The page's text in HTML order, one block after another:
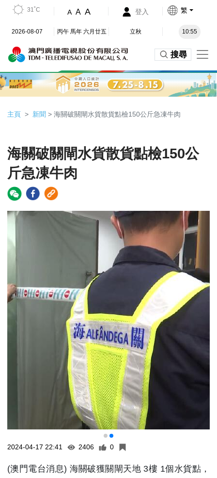
31˚C A A A 登入 繁
2026-08-07 丙午 馬年 六月廿五 立秋 10:55
搜尋
主頁 新聞 > 海關破關閘水貨散貨點檢150公斤急凍牛肉
海關破關閘水貨散貨點檢150公
斤急凍牛肉
2024-04-17 22:41 2406 0
(澳門電台消息) 海關破獲關閘天地 3樓 1個水貨點，